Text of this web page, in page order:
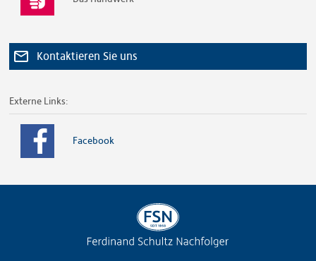
Kontaktieren Sie uns
Externe Links:
Facebook